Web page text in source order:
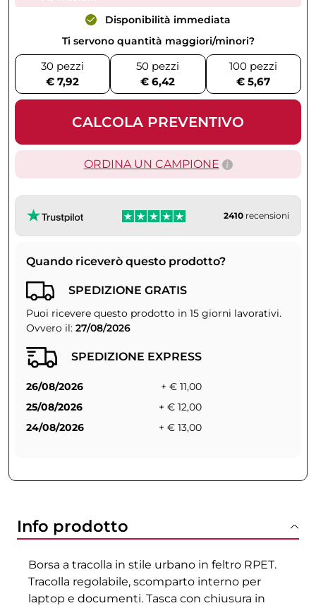
Disponibilità immediata
Ti servono quantità maggiori/minori?
30 pezzi
€ 7,92
50 pezzi
€ 6,42
100 pezzi
€ 5,67
CALCOLA PREVENTIVO
ORDINA UN CAMPIONE
2410 recensioni
Quando riceverò questo prodotto?
SPEDIZIONE GRATIS
Puoi ricevere questo prodotto in 15 giorni lavorativi.
Ovvero il: 27/08/2026
SPEDIZIONE EXPRESS
26/08/2026
+ € 11,00
25/08/2026
+ € 12,00
24/08/2026
+ € 13,00
Info prodotto
Borsa a tracolla in stile urbano in feltro RPET.
Tracolla regolabile, scomparto interno per
laptop e documenti. Tasca con chiusura in